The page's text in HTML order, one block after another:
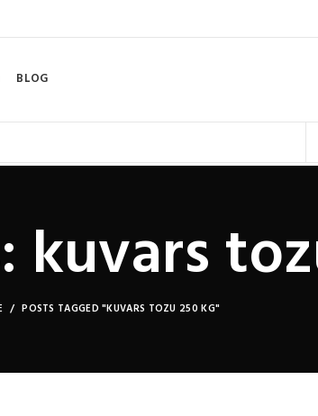
BLOG
kuvars
POSTS TAGGED "KUVARS TOZU 250 KG"